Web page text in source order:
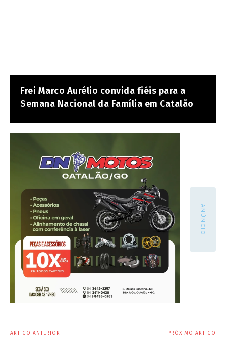
Frei Marco Aurélio convida fiéis para a
Semana Nacional da Família em Catalão
- ANÚNCIO -
ARTIGO ANTERIOR PRÓXIMO ARTIGO